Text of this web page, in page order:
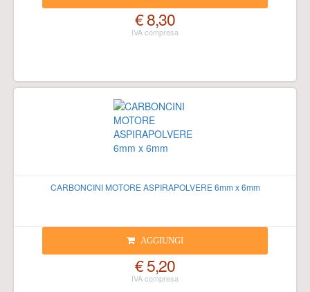
€ 8,30
CARBONCINI MOTORE ASPIRAPOLVERE 6mm x 6mm
AGGIUNGI
€ 5,20